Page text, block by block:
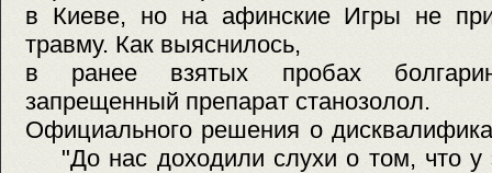
в Киеве, но на афинские Игры не
травму. Как выяснилось,
в ранее взятых пробах
запрещенный препарат станозолол.
Официального решения о
"До нас доходили слухи о том, что у